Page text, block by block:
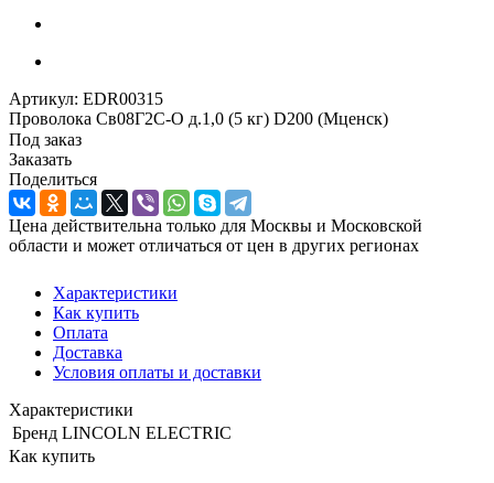
Артикул: EDR00315
Проволока Св08Г2С-О д.1,0 (5 кг) D200 (Мценск)
Под заказ
Заказать
Поделиться
Цена действительна только для Москвы и Московской
области и может отличаться от цен в других регионах
Характеристики
Как купить
Оплата
Доставка
Условия оплаты и доставки
Характеристики
Бренд LINCOLN ELECTRIC
Как купить